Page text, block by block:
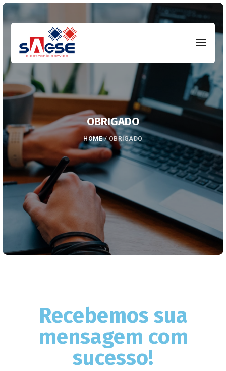
OBRIGADO
HOME/ OBRIGADO
Recebemos sua
mensagem com
sucesso!